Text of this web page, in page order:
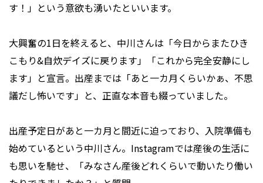
す！」という意欲も湧いたといいます。
大興奮の1日を終えると、中川さんは「今日からまたひき
こもり&自炊デイズに戻ります」「これから完全安静にし
ます」と宣言。出産までは「あと一カ月くらいかぁ、不思
議だし怖いです」と、正直な本音も綴っていました。
出産予定日があと一カ月と間近に迫っており、入院準備も
始めているという中川さん。Instagramでは産後の生活に
も思いを馳せ、「みなさん産後どれくらいで動いたり働い